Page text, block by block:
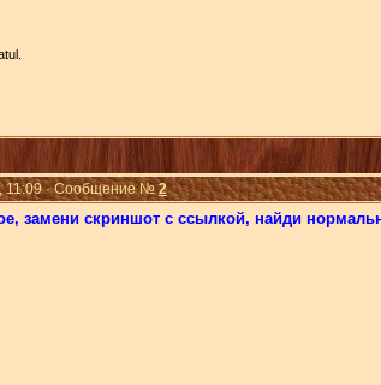
11:09 · Сообщение №2
замени скриншот с ссылкой, найди